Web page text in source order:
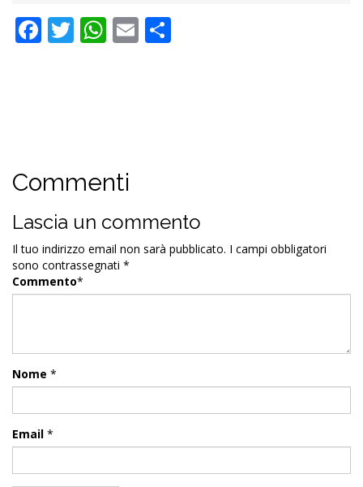
Facebook
Twitter
WhatsApp
Email
Commenti
Lascia un commento
Il tuo indirizzo email non sarà pubblicato. I campi obbligatori
sono contrassegnati *
Commento*
Nome *
Email *